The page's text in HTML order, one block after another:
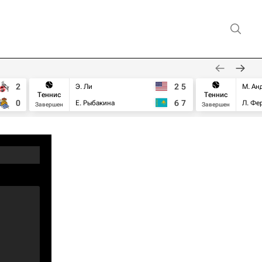
2
0
Теннис
Завершен
Э. Ли
Е. Рыбакина
2 5
6 7
Теннис
Завершен
М.
Л.